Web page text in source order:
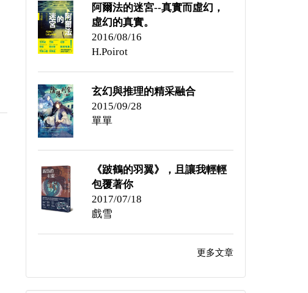
阿爾法的迷宮--真實而虛幻，
虛幻的真實。
2016/08/16
H.Poirot
玄幻與推理的精采融合
2015/09/28
單單
《跛鶴的羽翼》，且讓我輕輕
包覆著你
2017/07/18
戲雪
更多文章